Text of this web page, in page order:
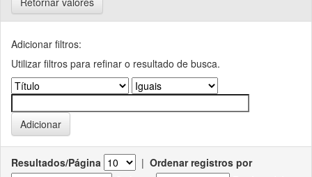
Adicionar filtros:
Utilizar filtros para refinar o resultado de busca.
Resultados/Página | Ordenar registros por